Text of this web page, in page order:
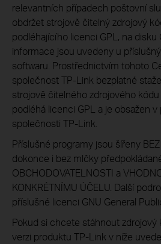
relevantních případech poštovní
obdržet strojově čitelný zdrojový
podléhajícího licenci GPL, na disku
informace jsou uvedeny u
softwaru. Prostřednictvím tohoto
společnost TP-Link bezplatné
strojově čitelného zdrojového
podléhá licenci GPL a je obsažen
společnosti TP-Link.
Příslušné programy jsou šířeny BEZ
dokonce i bez mlčky
OBCHODOVATELNOSTI a
KONKRÉTNÍMU ÚČELU. Další
příslušné licenci GNU General
Pokud si chcete stáhnout zdrojový
verzi produktu TP-Link v níže